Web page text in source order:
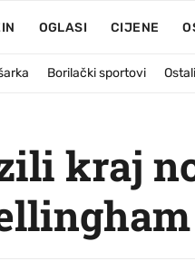
OGLASI CIJENE
Borilački sportovi
kraj